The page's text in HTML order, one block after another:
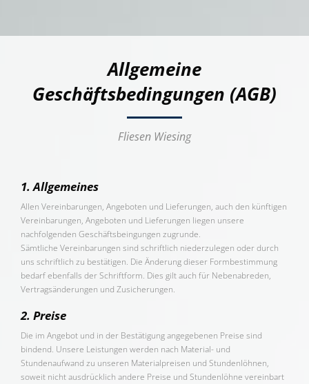
Allgemeine
Geschäftsbedingungen (AGB)
Fliesen Wiesing
1. Allgemeines
Allen Vereinbarungen, Angeboten und Lieferungen, auch den künftigen
Vereinbarungen, Angeboten und Lieferungen liegen unsere
nachfolgenden Geschäftsbeingungen zugrunde.
Sämtliche Vereinbarungen sind schriftlich niederzulegen oder durch
uns schriftlich zu bestätigen. Die Änderung dieser Formbestimmung
bedarf ebenfalls der Schriftform. Dies gilt auch für Nebenabreden,
Vertragsänderungen und Zusicherungen.
2. Preise
Die im Angebot und in der Bestätigung angegebenen Preise sind
bindend. Unsere Leistungen werden nach Material- und
Stundenaufwand zu unseren Materialpreisen und Stundenlöhnen,
soweit nicht ausdrücklich andere Preise und Stundenlöhne vereinbart